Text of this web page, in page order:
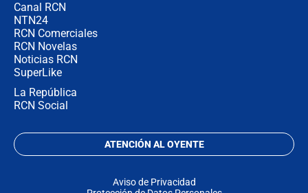
Canal RCN
NTN24
RCN Comerciales
RCN Novelas
Noticias RCN
SuperLike
La República
RCN Social
ATENCIÓN AL OYENTE
Aviso de Privacidad